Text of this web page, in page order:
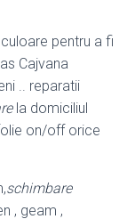
pentru a fi
Cajvana
.. reparatii
la domiciliul
on/off orice
schimbare
, geam ,